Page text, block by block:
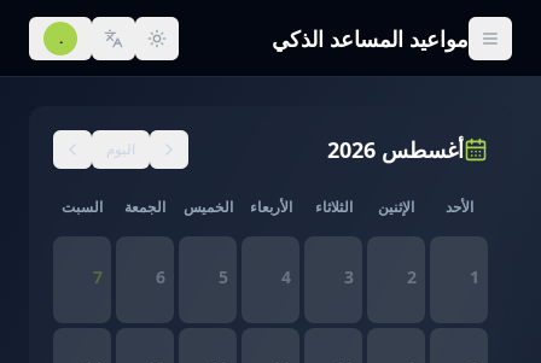
مواعيد المساعد الذكي .
أغسطس 2026 اليوم
الأحد الإثنين الثلاثاء الأربعاء الخميس الجمعة السبت
1
2
3
4
5
6
7